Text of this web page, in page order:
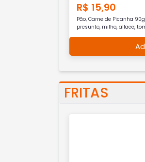
R$ 15,90
Pão, Carne de Picanha
presunto, milho, alface,
FRITAS